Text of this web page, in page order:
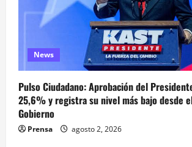
News
Pulso Ciudadano: Aprobación del
25,6% y registra su nivel más bajo desde
Gobierno
Prensa agosto 2, 2026